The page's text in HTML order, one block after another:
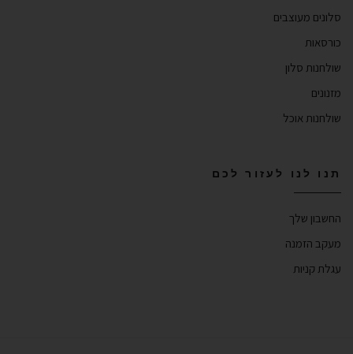
סלונים מעוצבים
כורסאות
שולחנות סלון
מזנונים
שולחנות אוכל
תנו לנו לעזור לכם
החשבון שלך
מעקב הזמנה
עגלת קניות